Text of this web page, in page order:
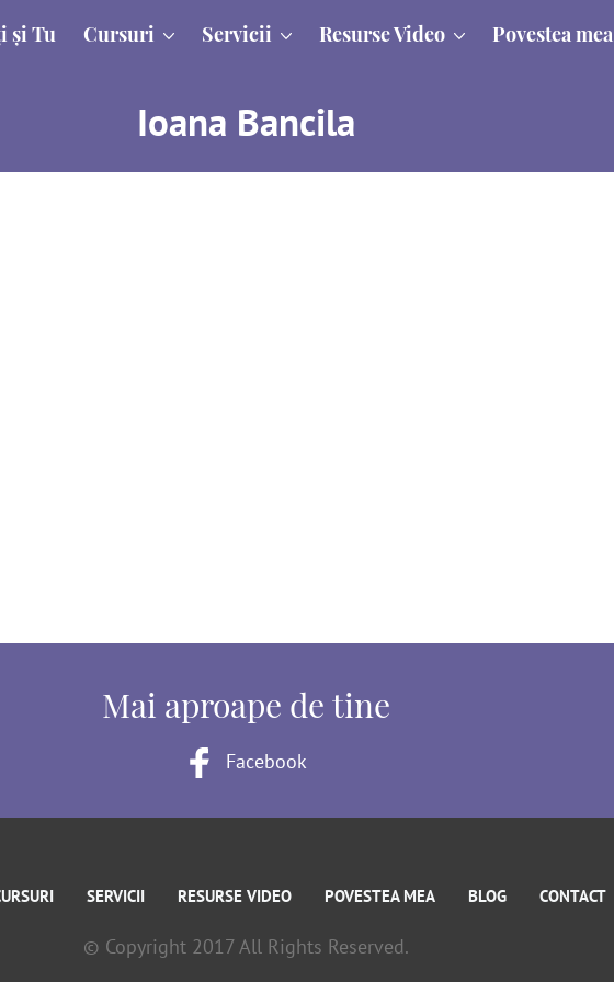
și Tu Cursuri Servicii Resurse Video Povestea mea
Ioana Bancila
Mai aproape de tine
Facebook
SERVICII RESURSE VIDEO POVESTEA MEA BLOG CONTACT
© Copyright 2017 All Rights Reserved.